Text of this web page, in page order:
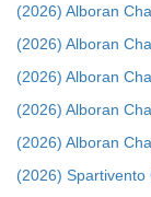
(2026) Alboran
(2026) Alboran
(2026) Alboran
(2026) Alboran
(2026) Alboran
(2026) Spartivento